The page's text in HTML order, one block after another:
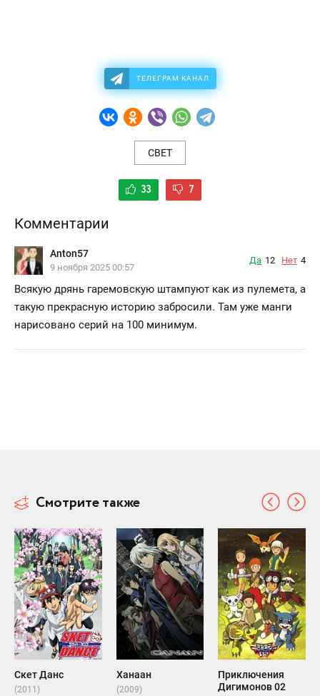
ТЕЛЕГРАМ КАНАЛ
СВЕТ
33 7
Комментарии
Anton57
9 ноября 2025 00:57
Да 12 Нет 4
Всякую дрянь гаремовскую штампуют как из пулемета, а
такую прекрасную историю забросили. Там уже манги
нарисовано серий на 100 минимум.
Смотрите также
Скет Данс
(2011)
Ханаан
(2009)
Приключения
Дигимонов 02